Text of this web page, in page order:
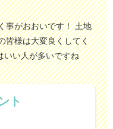
事がおおいです！ 土地
皆様は大変良くしてく
いい人が多いですね
ト